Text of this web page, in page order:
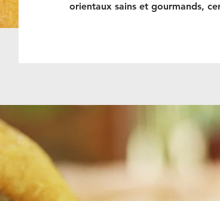
orientaux sains et gourmands,